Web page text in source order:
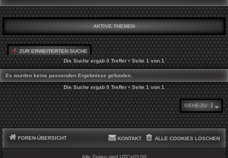
AKTIVE THEMEN
ZUR ERWEITERTEN SUCHE
Die Suche ergab 0 Treffer • Seite1von1
Es wurden keine passenden Ergebnisse gefunden.
Die Suche ergab 0 Treffer • Seite1von1
GEHE ZU
FOREN-ÜBERSICHT ALLE COOKIES LÖSCHEN
KONTAKT